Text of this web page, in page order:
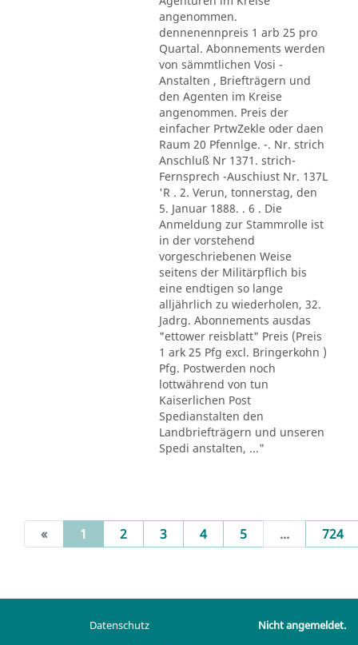
angenommen.
dennenennpreis 1 arb 25 pro
Quartal. Abonnements werden
von sämmtlichen Vosi -
Anstalten , Briefträgern und
den Agenten im Kreise
angenommen. Preis der
einfacher PrtwZekle oder daen
Raum 20 Pfennlge. -. Nr. strich
Anschluß Nr 1371. strich-
Fernsprech -Auschiust Nr. 137L
'R . 2. Verun, tonnerstag, den
5. Januar 1888. . 6 . Die
Anmeldung zur Stammrolle ist
in der vorstehend
vorgeschriebenen Weise
seitens der Militärpflich bis
eine endtigen so lange
alljährlich zu wiederholen, 32.
Jadrg. Abonnements ausdas
"ettower reisblatt" Preis (Preis
1 ark 25 Pfg excl. Bringerkohn )
Pfg. Postwerden noch
lottwährend von tun
Kaiserlichen Post
Spedianstalten den
Landbriefträgern und unseren
Spedi anstalten, ..."
« 1 (current)
2 3 4 5 ... 724
Datenschutz
Nicht angemeldet.